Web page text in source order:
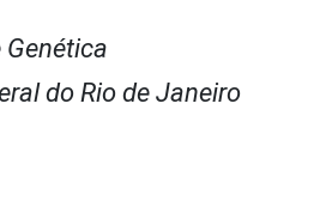
do Rio de Janeiro